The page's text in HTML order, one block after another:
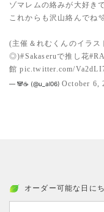
ゾマレムの絡みが大好き
これからも沢山絡んでね
(主催＆れむくんのイラス
◎)#Sakaseruで推し花
館 pic.twitter.com/
— 🐼☕️ (@u_al06) October 6,
オーダー可能な日にち